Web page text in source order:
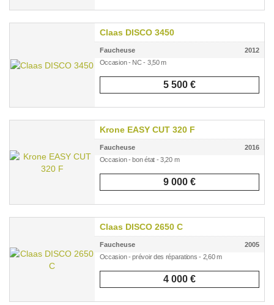
Claas DISCO 3450
Faucheuse
2012
Occasion - NC - 3,50 m
5 500 €
Krone EASY CUT 320 F
Faucheuse
2016
Occasion - bon état - 3,20 m
9 000 €
Claas DISCO 2650 C
Faucheuse
2005
Occasion - prévoir des réparations - 2,60 m
4 000 €